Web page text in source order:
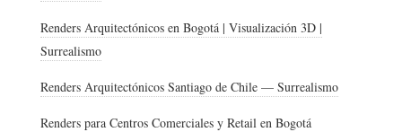
Renders Arquitectónicos en Bogotá | Visualización 3D |
Surrealismo
Renders Arquitectónicos Santiago de Chile — Surrealismo
Renders para Centros Comerciales y Retail en Bogotá